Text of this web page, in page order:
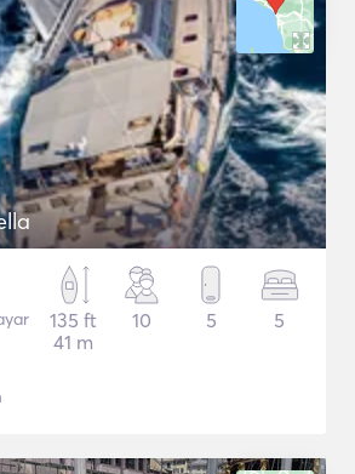
135 ft
41 m
10 5 5